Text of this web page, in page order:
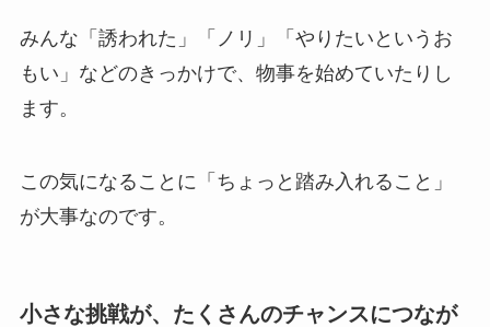
みんな「誘われた」「ノリ」「やりたいというお
もい」などのきっかけで、物事を始めていたりし
ます。
この気になることに「ちょっと踏み入れること」
が大事なのです。
小さな挑戦が、たくさんのチャンスにつなが